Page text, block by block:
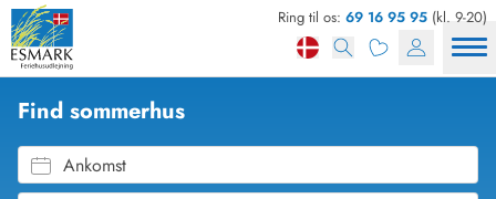
Ring til os: 69 16 95 95 (kl. 9-20)
Find sommerhus
Ankomst